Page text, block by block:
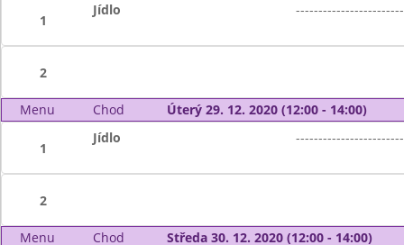
1
Jídlo
2
Menu Chod Úterý 29. 12. 2020 (12:00 - 14:00)
1
Jídlo
2
Menu Chod Středa 30. 12. 2020 (12:00 - 14:00)